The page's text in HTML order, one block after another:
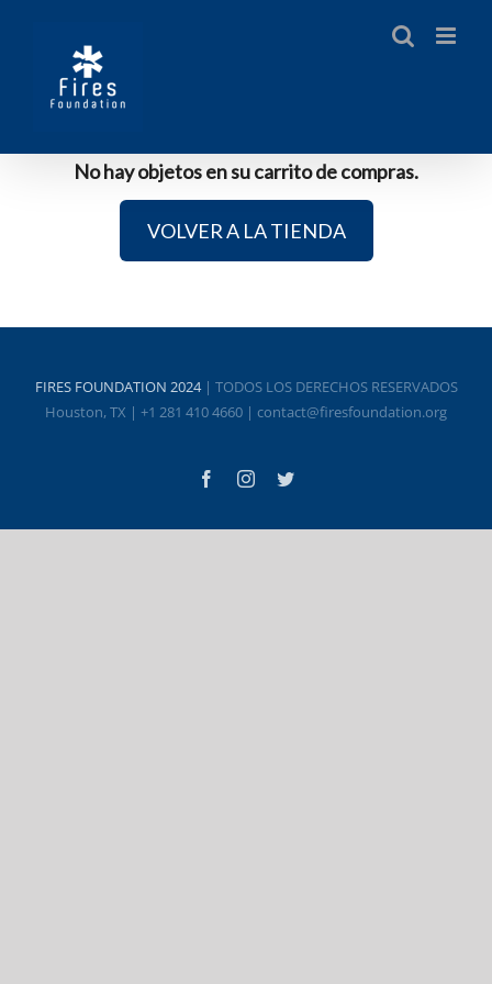
No hay objetos en su carrito de compras.
VOLVER A LA TIENDA
FIRES FOUNDATION 2024| TODOS LOS DERECHOS RESERVADOS
Houston, TX | +1 281 410 4660 | contact@firesfoundation.org